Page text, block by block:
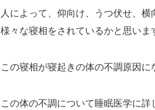
人によって、仰向け、うつ伏せ、
様々な寝相をされているかと思いま
この寝相が寝起きの体の不調原因に
この体の不調について睡眠医学に